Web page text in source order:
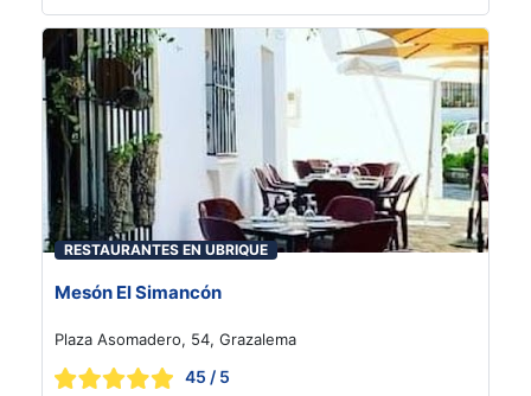
RESTAURANTES EN UBRIQUE
Mesón El Simancón
Plaza Asomadero, 54, Grazalema
45 / 5